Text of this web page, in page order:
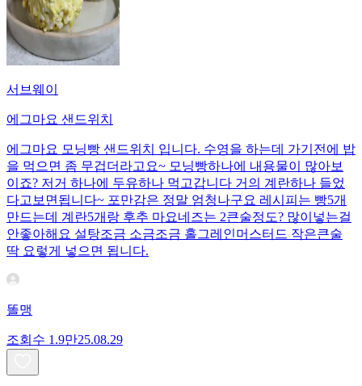
서브웨이
에그마요 샌드위치
에그마요 모닝빵 샌드위치 입니다. 수영을 하는데 가기전에 밥
을 먹으면 좀 무겁더라고요~ 모닝빵하나에 내용물이 많아보
이죠? 저거 하나에 두유하나 먹고갑니다 거의 계란하나 들었
다고보면됩니다~ 포만감은 정말 엄청나구요 레시피는 빵5개
만드는데 계란5개랑 후추 마요네즈는 2큰술정도? 많이넣는걸
안좋아해요 설탕조금 소금조금 홀그레인머스터드 작은큰술
딱 요렇게 넣으면 됩니다.
똘맹
조회수 1.9만25.08.29